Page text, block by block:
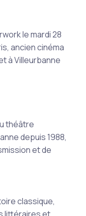
le mardi 28
ancien cinéma
à Villeurbanne
théâtre
depuis 1988,
et de
classique,